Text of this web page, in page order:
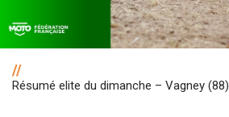
//
Résumé elite du dimanche – Vagney (88)